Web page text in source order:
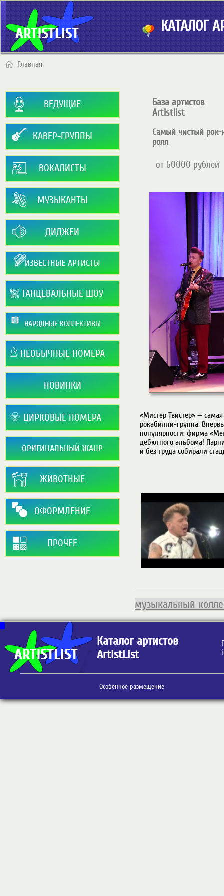
КАТАЛОГ
Главная
ВЕДУЩИЕ
КАВЕР-ГРУППЫ
ВОКАЛИСТЫ
МУЗЫКАНТЫ
ДИДЖЕИ
ИЗВЕСТНЫЕ АРТИСТЫ
ТАНЦЕВАЛЬНЫЕ ШОУ
НАРОДНЫЕ КОЛЛЕКТИВЫ
НЕОБЫЧНЫЕ НОМЕРА
НОВИНКИ
ЦИРКОВЫЕ НОМЕРА
ОРИГИНАЛЬНЫЙ ЖАНР
ЖИВОТНЫЕ
ОФОРМЛЕНИЕ
ПРОЧЕЕ
База артистов
Artistlist
Cамый чистый рок-
ролл
от 60000 рублей
«Мистер Твистер» —
рокабилли-группа.
популярности: фирма
дебютного альбома!
музыкальный
Каталог артистов
ArtistList
Особенное размещение